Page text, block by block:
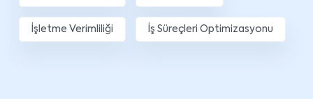
İşletme Verimliliği İş Süreçleri Optimizasyonu